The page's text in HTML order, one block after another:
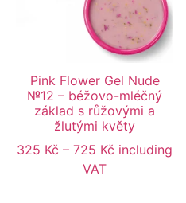
Pink Flower Gel Nude
№12 – béžovo-mléčný
základ s růžovými a
žlutými květy
325 Kč – 725 Kč including
VAT